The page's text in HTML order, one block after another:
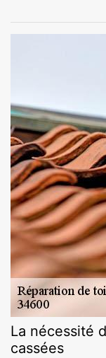
La nécessité
cassées